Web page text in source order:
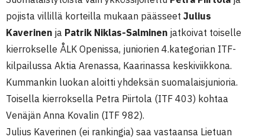
pojista villillä korteilla mukaan päässeet Julius
Kaverinen ja Patrik Niklas-Salminen jatkoivat toiselle
kierrokselle ÅLK Openissa, juniorien 4.kategorian ITF-
kilpailussa Aktia Arenassa, Kaarinassa keskiviikkona.
Kummankin luokan aloitti yhdeksän suomalaisjunioria.
Toisella kierroksella Petra Piirtola (ITF 403) kohtaa
Venäjän Anna Kovalin (ITF 982).
Julius Kaverinen (ei rankingia) saa vastaansa Lietuan